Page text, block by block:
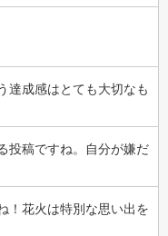
達成感はとても大切なも
投稿ですね。自分が嫌だ
！花火は特別な思い出を